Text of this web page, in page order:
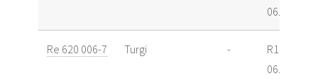
06.09.12
Re 620 006-7 Turgi -
R1
06.12.12